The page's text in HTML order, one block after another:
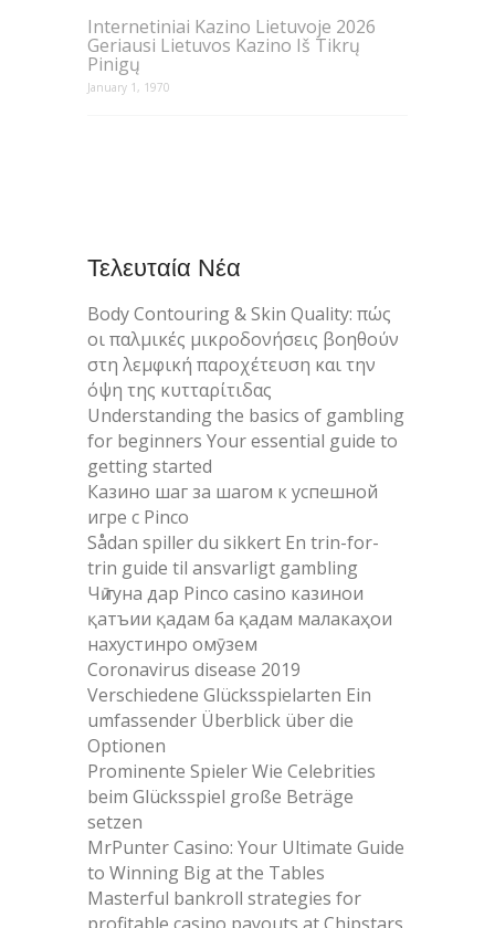
Internetiniai Kazino Lietuvoje 2026
Geriausi Lietuvos Kazino Iš Tikrų
Pinigų
January 1, 1970
Τελευταία Νέα
Body Contouring & Skin Quality: πώς
οι παλμικές μικροδονήσεις βοηθούν
στη λεμφική παροχέτευση και την
όψη της κυτταρίτιδας
Understanding the basics of gambling
for beginners Your essential guide to
getting started
Казино шаг за шагом к успешной
игре с Pinco
Sådan spiller du sikkert En trin-for-
trin guide til ansvarligt gambling
Чӣ гуна дар Pinco casino казинои
қатъии қадам ба қадам малакаҳои
нахустинро омӯзем
Coronavirus disease 2019
Verschiedene Glücksspielarten Ein
umfassender Überblick über die
Optionen
Prominente Spieler Wie Celebrities
beim Glücksspiel große Beträge
setzen
MrPunter Casino: Your Ultimate Guide
to Winning Big at the Tables
Masterful bankroll strategies for